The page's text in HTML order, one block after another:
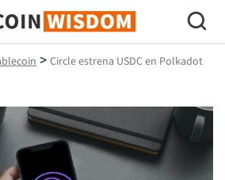
de Bitcoin
> Circle estrena USDC en Polkadot